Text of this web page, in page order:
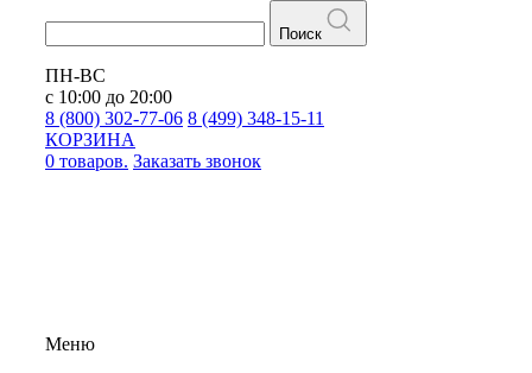
Поиск
ПН-ВС
с 10:00 до 20:00
8 (800) 302-77-06 8 (499) 348-15-11
КОРЗИНА
0 товаров. Заказать звонок
Меню